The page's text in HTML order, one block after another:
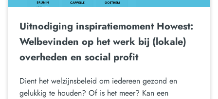
Uitnodiging inspiratiemoment Howest:
Welbevinden op het werk bij (lokale)
overheden en social profit
Dient het welzijnsbeleid om iedereen gezond en
gelukkig te houden? Of is het meer? Kan een